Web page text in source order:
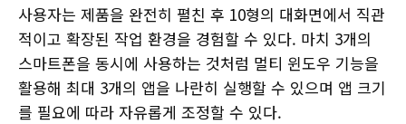
사용자는 제품을 완전히 펼친 후 10형의 대화면에서 직관
적이고 확장된 작업 환경을 경험할 수 있다. 마치 3개의
스마트폰을 동시에 사용하는 것처럼 멀티 윈도우 기능을
활용해 최대 3개의 앱을 나란히 실행할 수 있으며 앱 크기
를 필요에 따라 자유롭게 조정할 수 있다.